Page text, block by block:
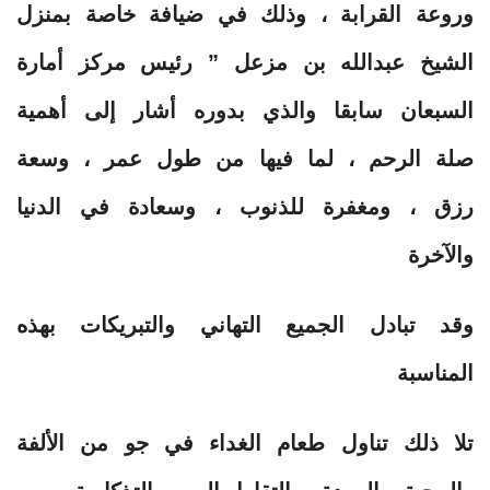
وروعة القرابة ، وذلك في ضيافة خاصة بمنزل
الشيخ عبدالله بن مزعل ” رئيس مركز أمارة
السبعان سابقا والذي بدوره أشار إلى أهمية
صلة الرحم ، لما فيها من طول عمر ، وسعة
رزق ، ومغفرة للذنوب ، وسعادة في الدنيا
والآخرة
وقد تبادل الجميع التهاني والتبريكات بهذه
المناسبة
تلا ذلك تناول طعام الغداء في جو من الألفة